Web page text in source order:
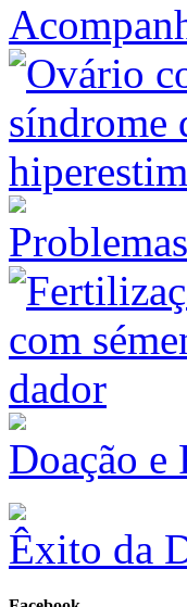
Doação e
Êxito da